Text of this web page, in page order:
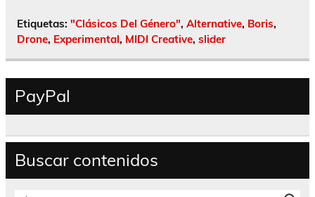
Etiquetas: "Clásicos Del Género", Alternative, Boris,
Drone, Experimental, MIDI Creative, slider
PayPal
Buscar contenidos